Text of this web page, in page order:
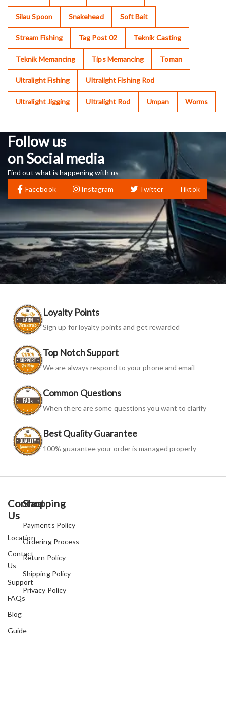
Silau Spoon Snakehead Soft Bait
Stream Fishing Tag Post 02 Teknik Casting
Teknik Memancing Tips Memancing Toman
Ultralight Fishing Ultralight Fishing Rod
Ultralight Jigging Ultralight Rod Umpan Worms
Follow us
on Social media
Find out what is happening with us
Facebook
Instagram Twitter Tiktok
Loyalty Points
Sign up for loyalty points and get rewarded
Top Notch Support
We are always respond to your phone and email
Common Questions
When there are some questions you want to clarify
Best Quality Guarantee
100% guarantee your order is managed properly
Contact
Us
Location
Contact
Us
Support
FAQs
Blog
Guide
Shopping
Payments Policy
Ordering Process
Return Policy
Shipping Policy
Privacy Policy